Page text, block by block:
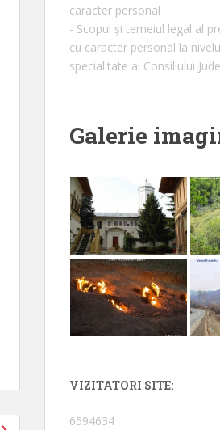
caracter personal
- Scopul și temeiul legal al
cu caracter personal la
specialitate al Consiliului
Galerie
VIZITATORI SITE:
6594634